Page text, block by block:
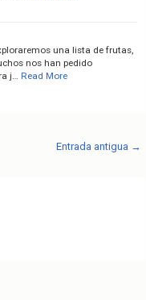
una lista de frutas,
nos han pedido
j…
Read More
Entrada antigua →